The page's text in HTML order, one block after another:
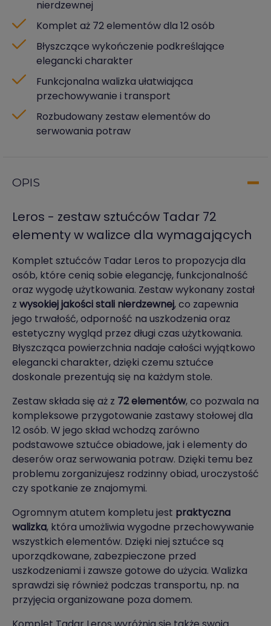
nierdzewnej
Komplet aż 72 elementów dla 12 osób
Błyszczące wykończenie podkreślające
elegancki charakter
Funkcjonalna walizka ułatwiająca
przechowywanie i transport
Rozbudowany zestaw elementów do
serwowania potraw
OPIS
Leros - zestaw sztućców Tadar 72
elementy w walizce dla wymagających
Komplet sztućców Tadar Leros to propozycja dla
osób, które cenią sobie elegancję, funkcjonalność
oraz wygodę użytkowania. Zestaw wykonany został
z wysokiej jakości stali nierdzewnej, co zapewnia
jego trwałość, odporność na uszkodzenia oraz
estetyczny wygląd przez długi czas użytkowania.
Błyszcząca powierzchnia nadaje całości wyjątkowo
elegancki charakter, dzięki czemu sztućce
doskonale prezentują się na każdym stole.
Zestaw składa się aż z 72 elementów, co pozwala na
kompleksowe przygotowanie zastawy stołowej dla
12 osób. W jego skład wchodzą zarówno
podstawowe sztućce obiadowe, jak i elementy do
deserów oraz serwowania potraw. Dzięki temu bez
problemu zorganizujesz rodzinny obiad, uroczystość
czy spotkanie ze znajomymi.
Ogromnym atutem kompletu jest praktyczna
walizka, która umożliwia wygodne przechowywanie
wszystkich elementów. Dzięki niej sztućce są
uporządkowane, zabezpieczone przed
uszkodzeniami i zawsze gotowe do użycia. Walizka
sprawdzi się również podczas transportu, np. na
przyjęcia organizowane poza domem.